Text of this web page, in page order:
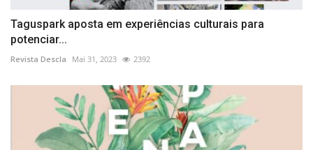
Taguspark aposta em experiências culturais para
potenciar...
Revista Descla Mai 31, 2023 2392